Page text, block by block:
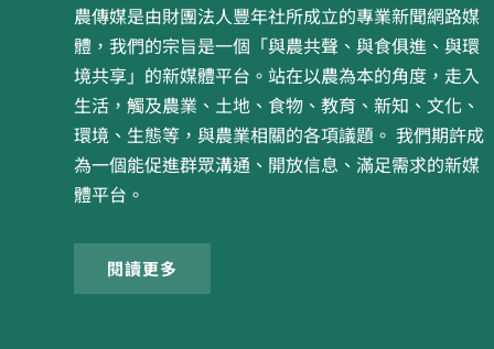
農傳媒是由財團法人豐年社所成立的專業新聞網路媒
體，我們的宗旨是一個「與農共聲、與食俱進、與環
境共享」的新媒體平台。站在以農為本的角度，走入
生活，觸及農業、土地、食物、教育、新知、文化、
環境、生態等，與農業相關的各項議題。 我們期許成
為一個能促進群眾溝通、開放信息、滿足需求的新媒
體平台。
閱讀更多